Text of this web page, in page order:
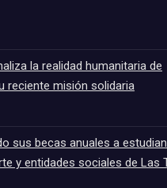
la realidad humanitaria de
reciente misión solidaria
sus becas anuales a
y entidades sociales de Las